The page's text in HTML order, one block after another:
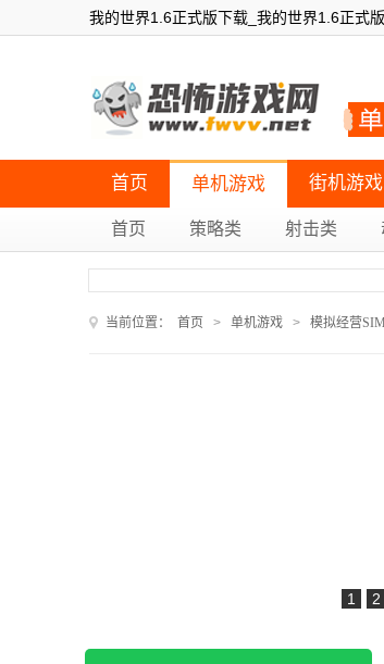
我的世界1.6正式版下载_我的世界1.6正式
首页 单机游戏 街机游戏
首页 策略类 射击类
当前位置： 首页 > 单机游戏 > 模拟经营SIM
1 2